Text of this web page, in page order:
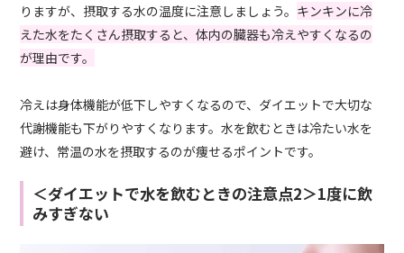
りますが、摂取する水の温度に注意しましょう。 キンキンに冷
えた水をたくさん摂取すると、体内の臓器も冷えやすくなるの
が理由です。
冷えは身体機能が低下しやすくなるので、ダイエットで大切な
代謝機能も下がりやすくなります。水を飲むときは冷たい水を
避け、常温の水を摂取するのが痩せるポイントです。
＜ダイエットで水を飲むときの注意点2＞1度に飲
みすぎない